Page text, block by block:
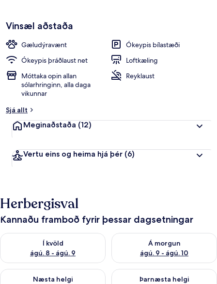
Vinsæl aðstaða
Gæludýravænt
Ókeypis bílastæði
Ókeypis þráðlaust net
Loftkæling
Móttaka opin allan
sólarhringinn, alla daga
vikunnar
Reyklaust
Sjá allt
Meginaðstaða (12)
Vertu eins og heima hjá þér (6)
Herbergisval
Kannaðu framboð fyrir þessar dagsetningar
Í kvöld
ágú. 8 - ágú. 9
Athuga framboð í kvöld ágú. 8 - ágú. 9
Á morgun
ágú. 9 - ágú. 10
Athuga framboð á morgun
Næsta helgi
Athuga framboð næstu helgi ágú. 14 - ágú. 16
Þarnæsta helgi
Athuga framboð þarnæstu